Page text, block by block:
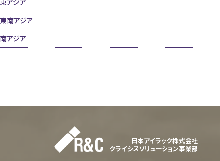
東アジア
東南アジア
南アジア
日本アイラック株式会社
クライシスソリューション事業部